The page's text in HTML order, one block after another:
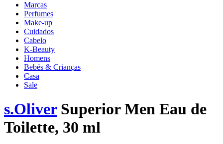
Marcas
Perfumes
Make-up
Cuidados
Cabelo
K-Beauty
Homens
Bebés & Crianças
Casa
Sale
s.OliverSuperior Men Eau de
Toilette, 30 ml